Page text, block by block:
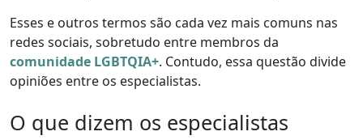
Esses e outros termos são cada vez mais comuns nas
redes sociais, sobretudo entre membros da
comunidade LGBTQIA+. Contudo, essa questão divide
opiniões entre os especialistas.
O que dizem os especialistas